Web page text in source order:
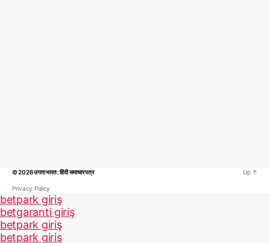
© 2026उगता भारत : हिंदी समाचार पत्र
Privacy Policy
Up ↑
betpark giriş
betgaranti giriş
betpark giriş
betpark giriş